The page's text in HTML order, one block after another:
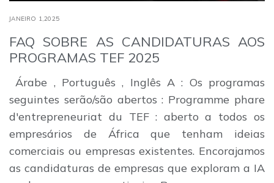
JANEIRO 1,2025
FAQ SOBRE AS CANDIDATURAS AOS
PROGRAMAS TEF 2025
Árabe , Português , Inglês A : Os programas
seguintes serão/são abertos : Programme phare
d'entrepreneuriat du TEF : aberto a todos os
empresários de África que tenham ideias
comerciais ou empresas existentes. Encorajamos
as candidaturas de empresas que exploram a IA